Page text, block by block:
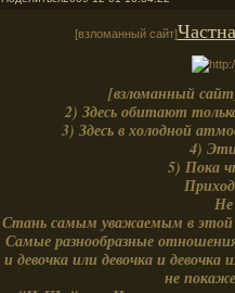
[взломанный сайт]
[взломанный
2) Здесь обитают
3) Здесь в холодной
4)
5) Пока
Не
Стань самым уважаемым в этой
Самые разнообразные
и девочка или девочка и
не